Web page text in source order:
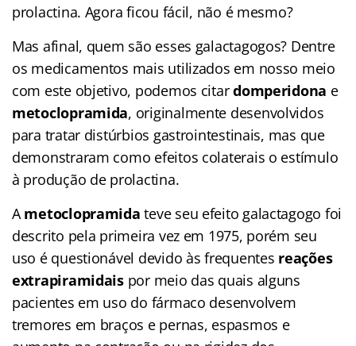
prolactina. Agora ficou fácil, não é mesmo?
Mas afinal, quem são esses galactagogos? Dentre
os medicamentos mais utilizados em nosso meio
com este objetivo, podemos citardomperidona e
metoclopramida, originalmente desenvolvidos
para tratar distúrbios gastrointestinais, mas que
demonstraram como efeitos colaterais o estímulo
à produção de prolactina.
Ametoclopramida teve seu efeito galactagogo foi
descrito pela primeira vez em 1975, porém seu
uso é questionável devido às frequentes reações
extrapiramidaispor meio das quais alguns
pacientes em uso do fármaco desenvolvem
tremores em braços e pernas, espasmos e